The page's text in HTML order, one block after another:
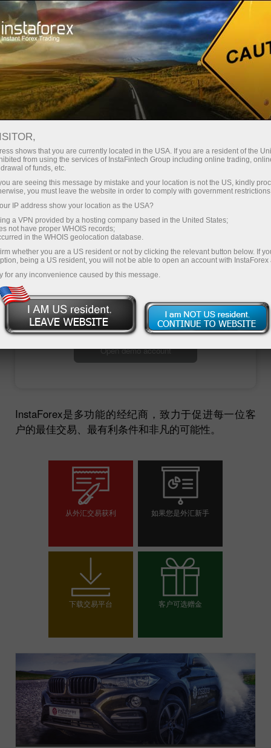
广告系列
InstaForex的宣传项目
在本页您将看到国际经纪商InstaForex丰富多彩
的宣传资料。它们抓住客户的兴趣，提供
InstaForex活动的更多信息，展示公司项目的更
多数据，也邀请客户参加公司的多种竞赛和活
动。您将发现国际经纪商InstaForex不仅意味着
最佳的交易条件，也意味着全世界的巨大机会。
Open trading account
Open demo account
InstaForex是多功能的经纪商，致力于促进每一位客
户的最佳交易、最有利条件和非凡的可能性。
从外汇交易获利 如果您是外汇新手
开设模拟帐户
下载交易平台 客户可选赠金
选择你的赠金
shows that you are currently located in the USA. If you are a resident of the
from using the services of InstaFintech Group including online trading,
of funds, etc.
are seeing this message by mistake and your location is not the US, kindly
you must leave the website in order to comply with government
IP address show your location as the USA?
a VPN provided by a hosting company based in the United States;
not have proper WHOIS records;
in the WHOIS geolocation database.
whether you are a US resident or not by clicking the relevant button below. If
being a US resident, you will not be able to open an account with InstaForex
for any inconvenience caused by this message.